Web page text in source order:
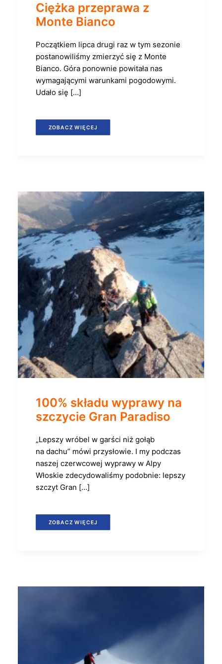
Ciężka przeprawa z
Monte Bianco
Początkiem lipca drugi raz w tym sezonie
postanowiliśmy zmierzyć się z Monte
Bianco. Góra ponownie powitała nas
wymagającymi warunkami pogodowymi.
Udało się […]
ZOBACZ WIĘCEJ
100% składu wyprawy na
szczycie Gran Paradiso
„Lepszy wróbel w garści niż gołąb
na dachu” mówi przysłowie. I my podczas
naszej czerwcowej wyprawy w Alpy
Włoskie zdecydowaliśmy podobnie: lepszy
szczyt Gran […]
ZOBACZ WIĘCEJ